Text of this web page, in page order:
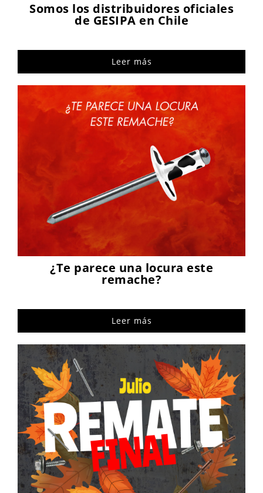
Somos los distribuidores oficiales
de GESIPA en Chile
Leer más
¿Te parece una locura este
remache?
Leer más